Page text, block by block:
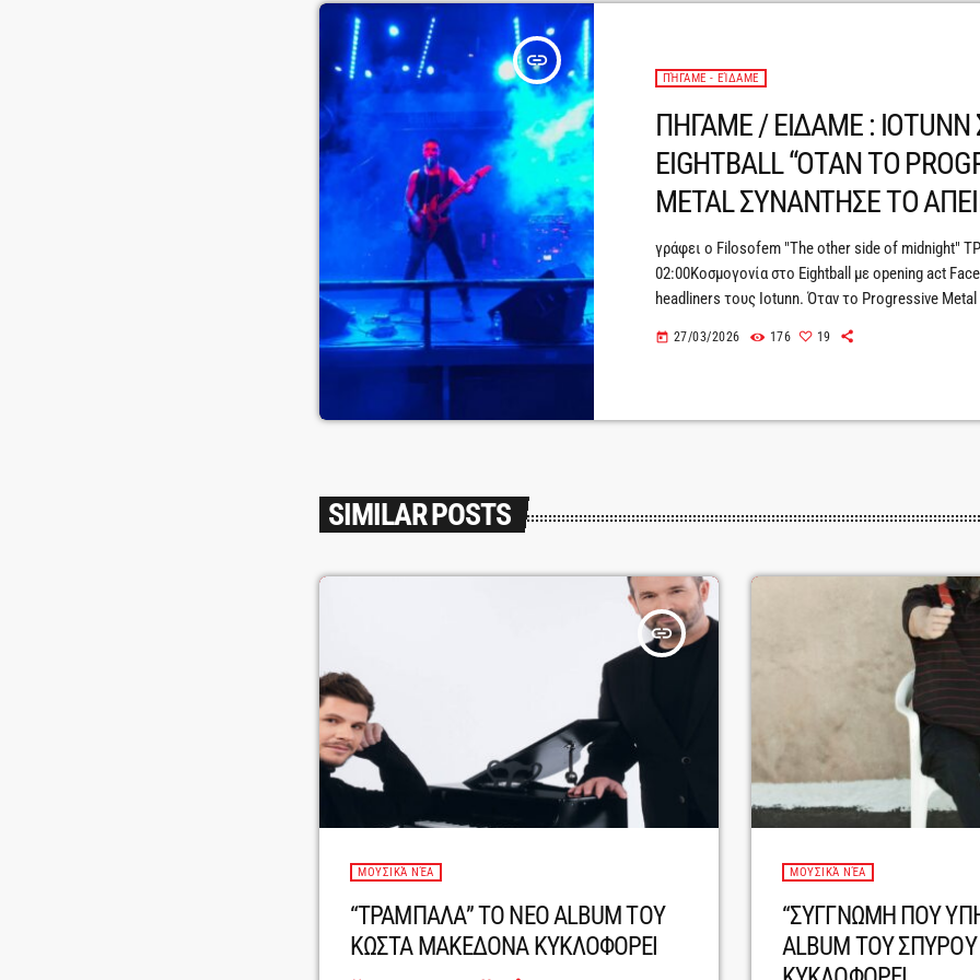
insert_link
ΠΉΓΑΜΕ - ΕΊΔΑΜΕ
ΠΗΓΑΜΕ / ΕΙΔΑΜΕ : IOTUNN
EIGHTBALL “ΟΤΑΝ ΤΟ
METAL ΣΥΝΑΝΤΗΣΕ ΤΟ
γράφει ο Filosofem "The other side of midnight"
02:00Κοσμογονία στο Eightball με opening act
headliners τους Iotunn. Όταν το Progressive Metal
ήταν απλώς μια συναυλία, αλλά μια κοσμογονική
παγωμένα φιόρδ και μακρινούς γαλαξίες.Την
today 27/03/2026 176 19
SIMILAR POSTS
insert_link
ΜΟΥΣΙΚΆ ΝΈΑ
“ΤΡΑΜΠΑΛΑ” ΤΟ ΝΕΟ ALBUM ΤΟΥ
ΚΩΣΤΑ ΜΑΚΕΔΟΝΑ ΚΥΚΛΟΦΟΡΕΙ
ΜΟΥΣΙΚΆ ΝΈΑ
“ΣΥΓΓΝΩΜΗ ΠΟΥ
ALBUM ΤΟΥ